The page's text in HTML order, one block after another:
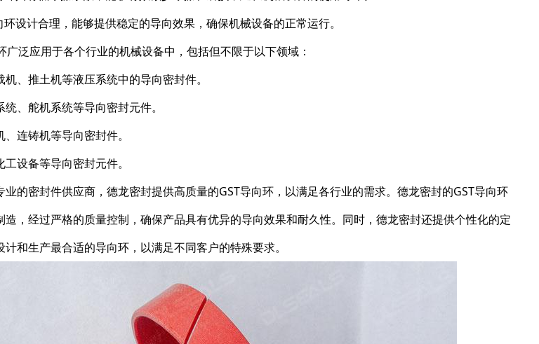
设计合理，能够提供稳定的导向效果，确保机械设备的正常运行。
广泛应用于各个行业的机械设备中，包括但不限于以下领域：
、推土机等液压系统中的导向密封件。
、舵机系统等导向密封元件。
连铸机等导向密封件。
设备等导向密封元件。
的密封件供应商，德龙密封提供高质量的GST导向环，以满足各行业的需求。德龙密封的GST导向环
，经过严格的质量控制，确保产品具有优异的导向效果和耐久性。同时，德龙密封还提供个性化的定
和生产最合适的导向环，以满足不同客户的特殊要求。